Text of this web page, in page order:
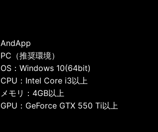
AndApp
PC（推奨環境）
OS：Windows 10(64bit)
CPU：Intel Core i3以上
メモリ：4GB以上
GPU：GeForce GTX 550 Ti以上